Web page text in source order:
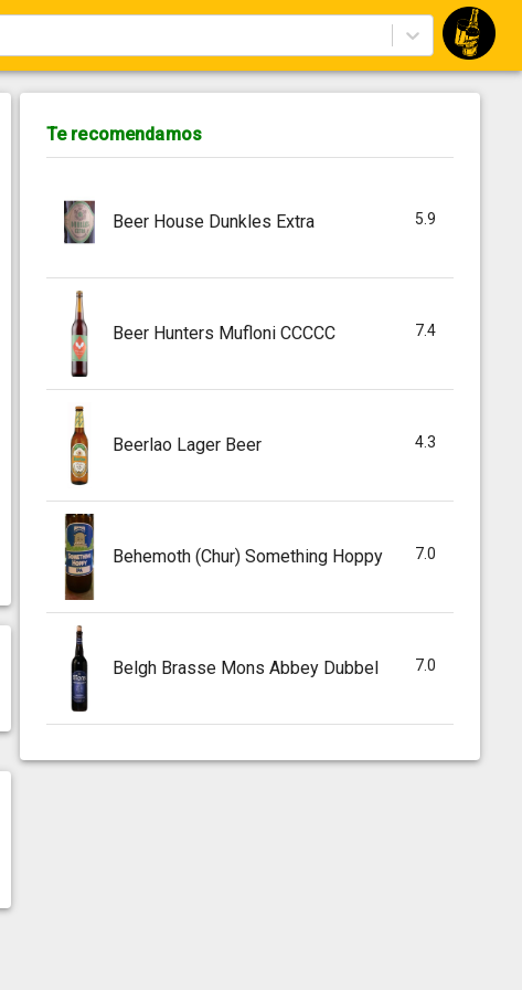
Te recomendamos
Beer House Dunkles Extra 5.9
Beer Hunters Mufloni CCCCC 7.4
Beerlao Lager Beer 4.3
Behemoth (Chur) Something Hoppy 7.0
Belgh Brasse Mons Abbey Dubbel 7.0